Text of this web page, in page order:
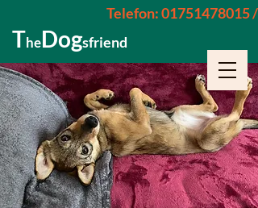
TheDogsfriend
Telefon: 01751478015 /